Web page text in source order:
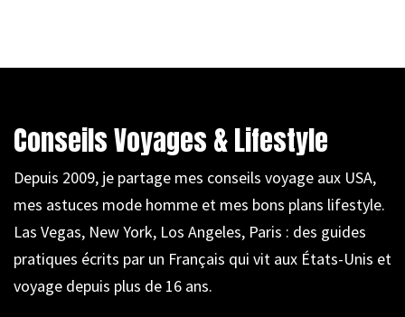
Conseils Voyages & Lifestyle
Depuis 2009, je partage mes conseils voyage aux USA,
mes astuces mode homme et mes bons plans lifestyle.
Las Vegas, New York, Los Angeles, Paris : des guides
pratiques écrits par un Français qui vit aux États-Unis et
voyage depuis plus de 16 ans.